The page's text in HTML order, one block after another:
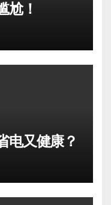
尬！
电又健康？